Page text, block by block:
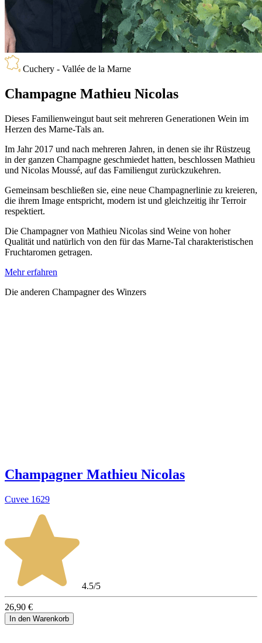
Cuchery - Vallée de la Marne
Champagne Mathieu Nicolas
Dieses Familienweingut baut seit mehreren Generationen Wein im
Herzen des Marne-Tals an.
Im Jahr 2017 und nach mehreren Jahren, in denen sie ihr Rüstzeug
in der ganzen Champagne geschmiedet hatten, beschlossen Mathieu
und Nicolas Moussé, auf das Familiengut zurückzukehren.
Gemeinsam beschließen sie, eine neue Champagnerlinie zu kreieren,
die ihrem Image entspricht, modern ist und gleichzeitig ihr Terroir
respektiert.
Die Champagner von Mathieu Nicolas sind Weine von hoher
Qualität und natürlich von den für das Marne-Tal charakteristischen
Fruchtaromen getragen.
Mehr erfahren
Die anderen Champagner des Winzers
Champagner Mathieu Nicolas
Cuvee 1629
4.5/5
26,90 €
In den Warenkorb